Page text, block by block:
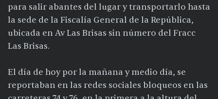
para salir abantes del lugar y transportarlo hasta
la sede de la Fiscalía General de la República,
ubicada en Av Las Brisas sin número del Fracc
Las Brisas.
El día de hoy por la mañana y medio día, se
reportaban en las redes sociales bloqueos en las